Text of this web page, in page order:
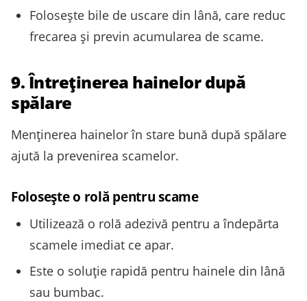
Folosește bile de uscare din lână, care reduc
frecarea și previn acumularea de scame.
9. Întreținerea hainelor după
spălare
Menținerea hainelor în stare bună după spălare
ajută la prevenirea scamelor.
Folosește o rolă pentru scame
Utilizează o rolă adezivă pentru a îndepărta
scamele imediat ce apar.
Este o soluție rapidă pentru hainele din lână
sau bumbac.